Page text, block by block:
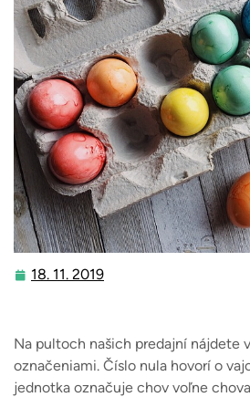
18. 11. 2019
Na pultoch našich predajní nájdete
označeniami. Číslo nula hovorí o
jednotka označuje chov voľne